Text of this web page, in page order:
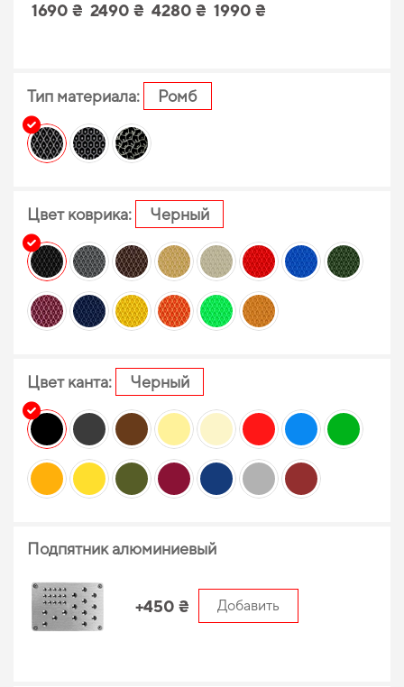
1690 ₴ 2490 ₴ 4280 ₴ 1990 ₴
Тип материала: Ромб
Цвет коврика: Черный
Цвет канта: Черный
Подпятник алюминиевый
+450 ₴ Добавить